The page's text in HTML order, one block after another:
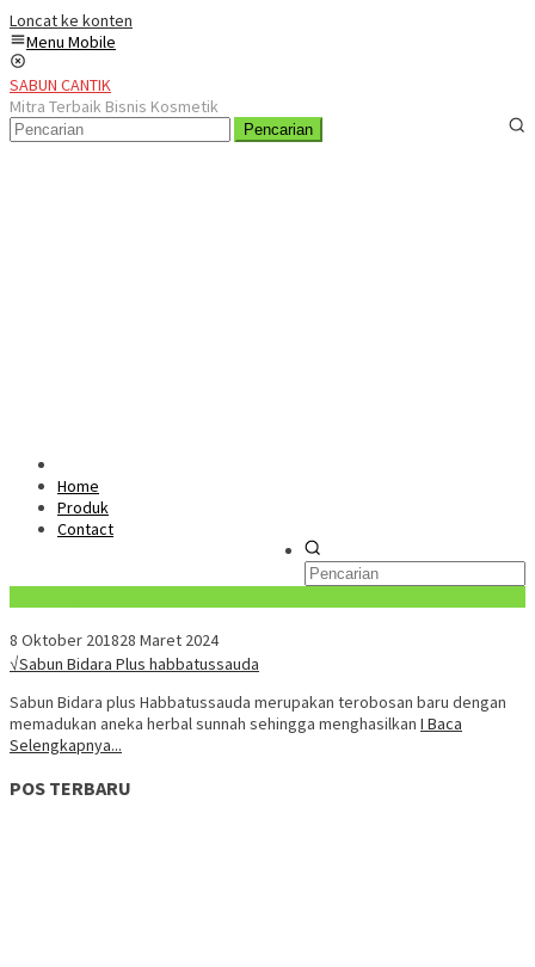
Loncat ke konten
Menu Mobile
SABUN CANTIK
Mitra Terbaik Bisnis Kosmetik
Pencarian
Home
Produk
Contact
8 Oktober 201828 Maret 2024
√Sabun Bidara Plus habbatussauda
Sabun Bidara plus Habbatussauda merupakan terobosan baru dengan
memadukan aneka herbal sunnah sehingga menghasilkan I Baca
Selengkapnya...
POS TERBARU